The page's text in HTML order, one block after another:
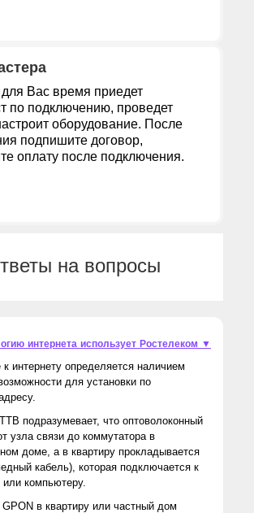
Вас время приедет
по подключению, проведет
оборудование. После
подпишите договор,
оплату после подключения.
на вопросы
интернета использует Ростелеком ▼
интернету определяется наличием
для установки по
подразумевает, что оптоволоконный
узла связи до коммутатора в
доме, а в квартиру прокладывается
кабель), которая подключается к
компьютеру.
GPON в квартиру или частный дом